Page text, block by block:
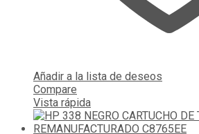
Añadir a la lista de deseos
Compare
Vista rápida